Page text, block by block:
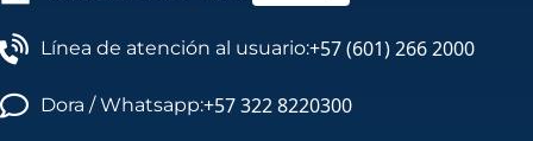
Línea de atención al usuario:+57 (601) 266 2000
Dora / Whatsapp:+57 322 8220300